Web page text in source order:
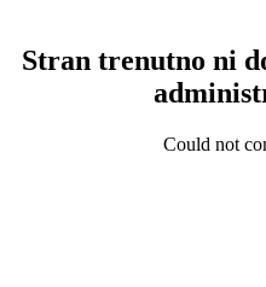
Stran trenutno ni
Could not